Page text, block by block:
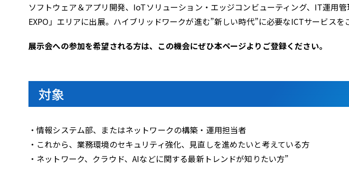
ソフトウェア＆アプリ開発、IoTソリューション・エッジコンビューティング、IT運用
EXPO」エリアに出展。ハイブリッドワークが進む”新しい時代”に必要なICTサービス
展示会への参加を希望される方は、この機会にぜひ本ページよりご登録ください。
対象
・情報システム部、またはネットワークの構築・運用担当者
・これから、業務環境のセキュリティ強化、見直しを進めたいと考えている方
・ネットワーク、クラウド、AIなどに関する最新トレンドが知りたい方”